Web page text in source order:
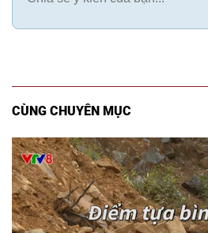
CÙNG CHUYÊN MỤC